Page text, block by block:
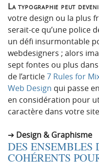
La typographie peut
votre design ou la plus
serait-ce qu’une police
un défi insurmontable
webdesigners ; alors
sept fontes ou plus
de l’article7 Rules for
Web Design qui passe
en considération pour
caractère dans votre
Design & Graphisme
DES ENSEMBLES
COHÉRENTS